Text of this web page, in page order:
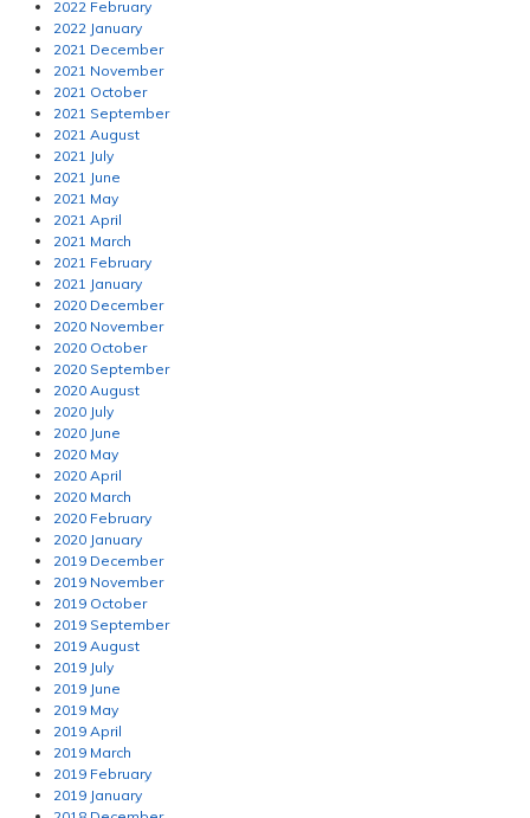
2022 February
2022 January
2021 December
2021 November
2021 October
2021 September
2021 August
2021 July
2021 June
2021 May
2021 April
2021 March
2021 February
2021 January
2020 December
2020 November
2020 October
2020 September
2020 August
2020 July
2020 June
2020 May
2020 April
2020 March
2020 February
2020 January
2019 December
2019 November
2019 October
2019 September
2019 August
2019 July
2019 June
2019 May
2019 April
2019 March
2019 February
2019 January